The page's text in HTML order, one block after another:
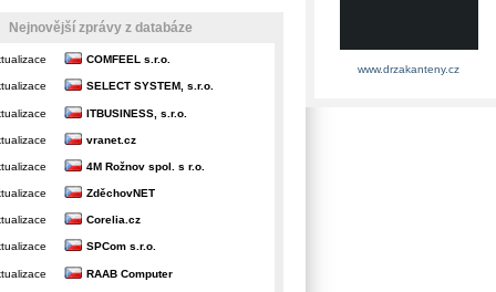
Nejnovější zprávy z databáze
COMFEEL s.r.o.
SELECT SYSTEM, s.r.o.
ITBUSINESS, s.r.o.
vranet.cz
4M Rožnov spol. s r.o.
ZděchovNET
Corelia.cz
SPCom s.r.o.
RAAB Computer
www.drzakanteny.cz